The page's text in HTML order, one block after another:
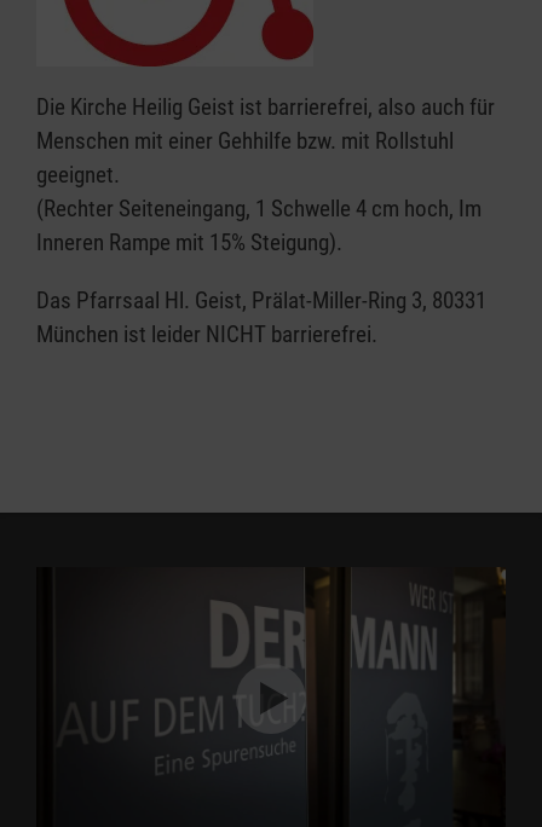
Die Kirche Heilig Geist ist barrierefrei, also auch für
Menschen mit einer Gehhilfe bzw. mit Rollstuhl
geeignet.
(Rechter Seiteneingang, 1 Schwelle 4 cm hoch, Im
Inneren Rampe mit 15% Steigung).
Das Pfarrsaal Hl. Geist, Prälat-Miller-Ring 3, 80331
München ist leider NICHT barrierefrei.